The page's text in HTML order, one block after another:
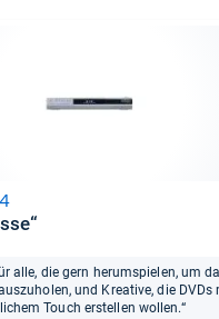
alle, die gern herumspielen, um
und Kreative, die DVDs
Touch erstellen wollen.“